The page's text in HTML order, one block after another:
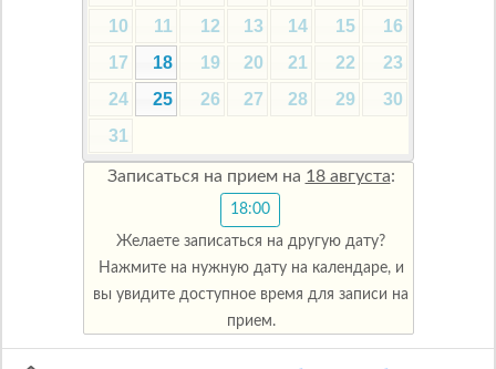
10
11 12 13 14 15
16
17
18 19 20 21 22
23
24
25 26 27 28 29
30
31
Записаться на прием на 18 августа:
18:00
Желаете записаться на другую дату?
Нажмите на нужную дату на календаре, и
вы увидите доступное время для записи на
прием.